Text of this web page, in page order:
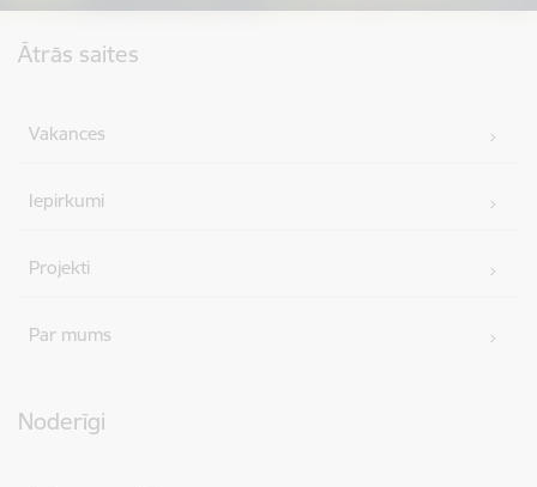
Ātrās saites
Vakances
Iepirkumi
Projekti
Par mums
Noderīgi